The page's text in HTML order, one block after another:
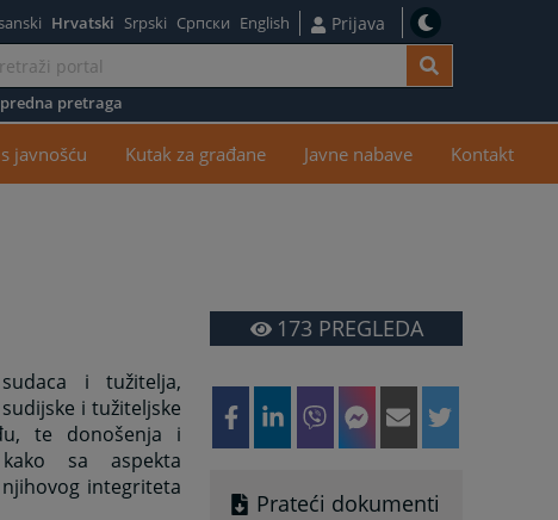
Hrvatski Srpski Српски English Prijava
pretraga
javnošću Kutak za građane Javne nabave Kontakt
i tužitelja,
i tužiteljske
te donošenja i
sa aspekta
integriteta
173 PREGLEDA
Prateći dokumenti